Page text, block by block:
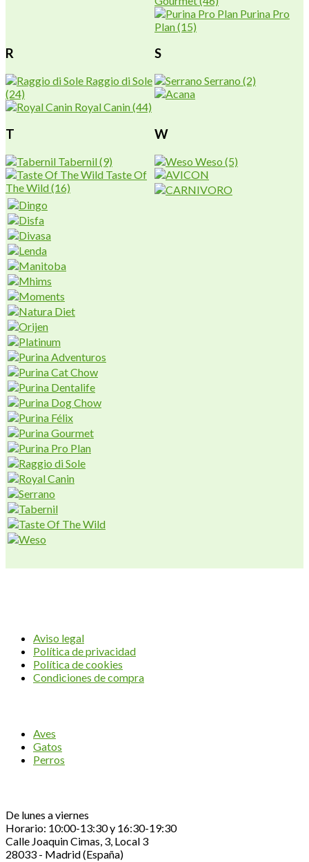
Purina Pro
Plan(15)
R
Raggio di Sole
(24)
Royal Canin(44)
S
Serrano (2)
T
Tabernil(9)
Taste Of
The Wild(16)
W
Weso (5)
Aviso legal
Política de privacidad
Política de cookies
Condiciones de compra
Aves
Gatos
Perros
De lunes a viernes
Horario: 10:00-13:30 y 16:30-19:30
Calle Joaquin Cimas, 3, Local 3
28033 - Madrid (España)